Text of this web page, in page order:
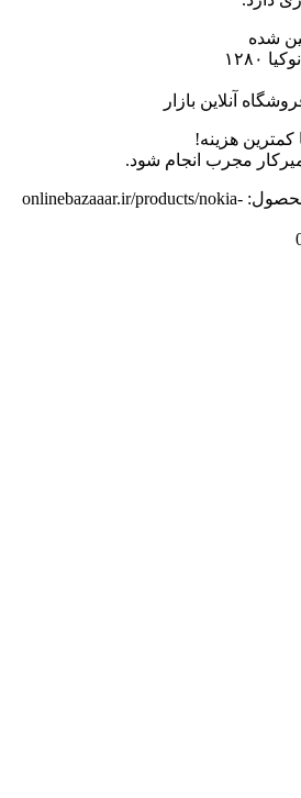
شده
آنلاین بازار
هزینه!
مجرب انجام شود.
🛒 برای خرید یا مشاهده محصول: onlinebazaaar.ir/products/nokia-